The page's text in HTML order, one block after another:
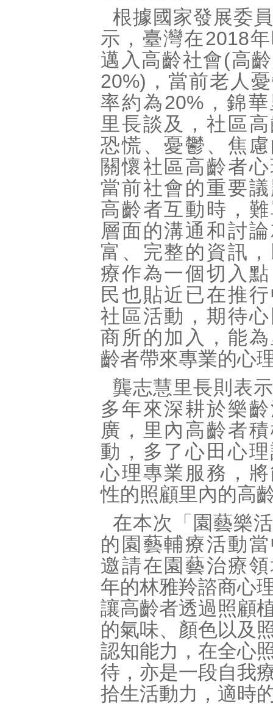
根據國家發展委
示，臺灣在2018
邁入高齡社會(高
20%)，當前老人
率約為20%，錦
里長談及，社區
恐慌、憂鬱、焦
關懷社區高齡者
當前社會的重要
高齡者互動時，
層面的溝通和討
富、完整的資訊
療作為一個切入
民也貼近已在推
社區活動，期待
商所的加入，能
齡者帶來專業的心
龔志慧里長則表
多年來深耕於樂
廣，里內高齡者
動，多了心田心
心理專業服務，
性的照顧里內的高
在本次「園藝樂
的園藝輔療活動
邀請在園藝治療
年的林雅羚諮商心
讓高齡者透過照顧
的氣味、顏色以及
認知能力，在全心
待，亦是一段自我
拾生活動力，適時